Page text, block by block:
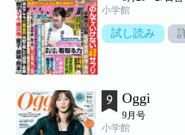
小学館
試し読み
Oggi
9月号
小学館